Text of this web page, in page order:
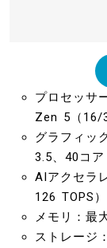
プロセッサ
Zen 5（16/
グラフィッ
3.5、40コア
AIアクセラ
126 TOPS）
メモリ：最
ストレージ